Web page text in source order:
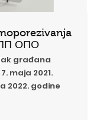
ПП ОПО
građana
maja 2021.
2022. godine